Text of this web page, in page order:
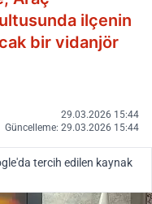
ilçenin
bir vidanjör
29.03.2026 15:44
Güncelleme: 29.03.2026 15:44
tercih edilen kaynak